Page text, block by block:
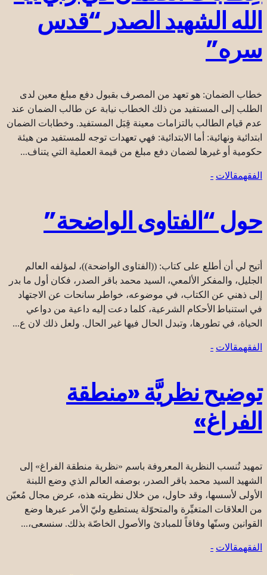
الله الشهيد الصدر “قدس
سره”
خطاب الضمان: هو تعهد من المصرف بقبول دفع مبلغ معين لدى
الطلب إلى المستفيد من ذلك الخطاب نيابة عن طالب الضمان عند
عدم قيام الطالب بالتزامات معينة قِبَل المستفيد. وخطابات الضمان
ابتدائية ونهائية: أما الابتدائية: فهي تعهدات توجه للمستفيد من هيئة
حكومية أو غيرها لضمان دفع مبلغ من قيمة العملية التي يتناف...
الفقهمقالات -
حول “الفتاوى الواضحة”
أتيح لي أن أطلع على كتاب: ((الفتاوى الواضحة))، لمؤلفه العالم
الجليل، والمفكر الألمعي، السيد محمد باقر الصدر، فكان أول ما بدر
إلى ذهني عن الكتاب، في موضوعه، خواطر سانحات عن الاجتهاد
في استنباط‍ الأحكام الشرعية، كلما دعت إليه داعية من دواعي
الحياة، في تطورها، وتبدل الحال فيها غير الحال. ولعل ذلك لان ع...
الفقهمقالات -
توضيح نظريَّة «منطقة
الفراغ»
تمهيد تُنسب النظرية المعروفة باسم «نظرية منطقة الفراغ» إلى
الشهيد السيد محمد باقر الصدر، بوصفه العالم الذي وضع اللبنة
الأولى لأسسها، وقد حاول، من خلال نظريته هذه، عرض مجال مُعيّن
من العلاقات المتغيِّرة والمتحوّلة يستطيع وليّ الأمر عبرها وضع
القوانين وسنّها وفاقاً للمبادئ والأصول الخاصّة بذلك. سنسعى،...
الفقهمقالات -